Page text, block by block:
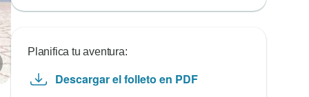
Planifica tu aventura:
Descargar el folleto en PDF